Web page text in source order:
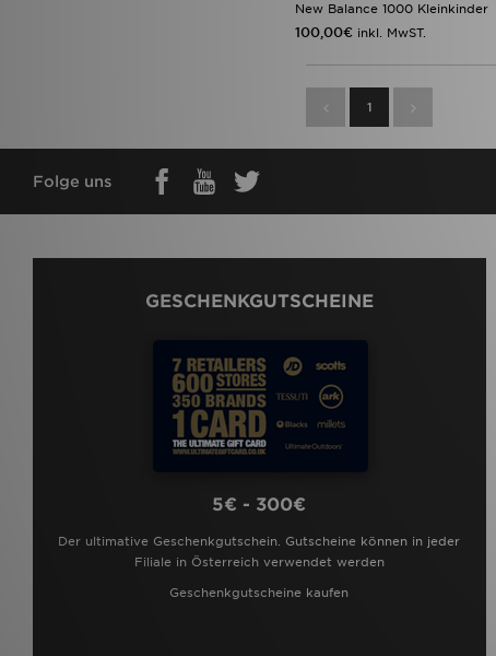
New Balance 1000 Kleinkinder
100,00€ inkl. MwST.
1
Folge uns
GESCHENKGUTSCHEINE
5€ - 300€
Der ultimative Geschenkgutschein. Gutscheine können in jeder
Filiale in Österreich verwendet werden
Geschenkgutscheine kaufen